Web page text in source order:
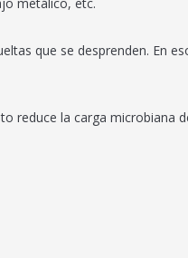
que se desprenden. En
reduce la carga microbiana